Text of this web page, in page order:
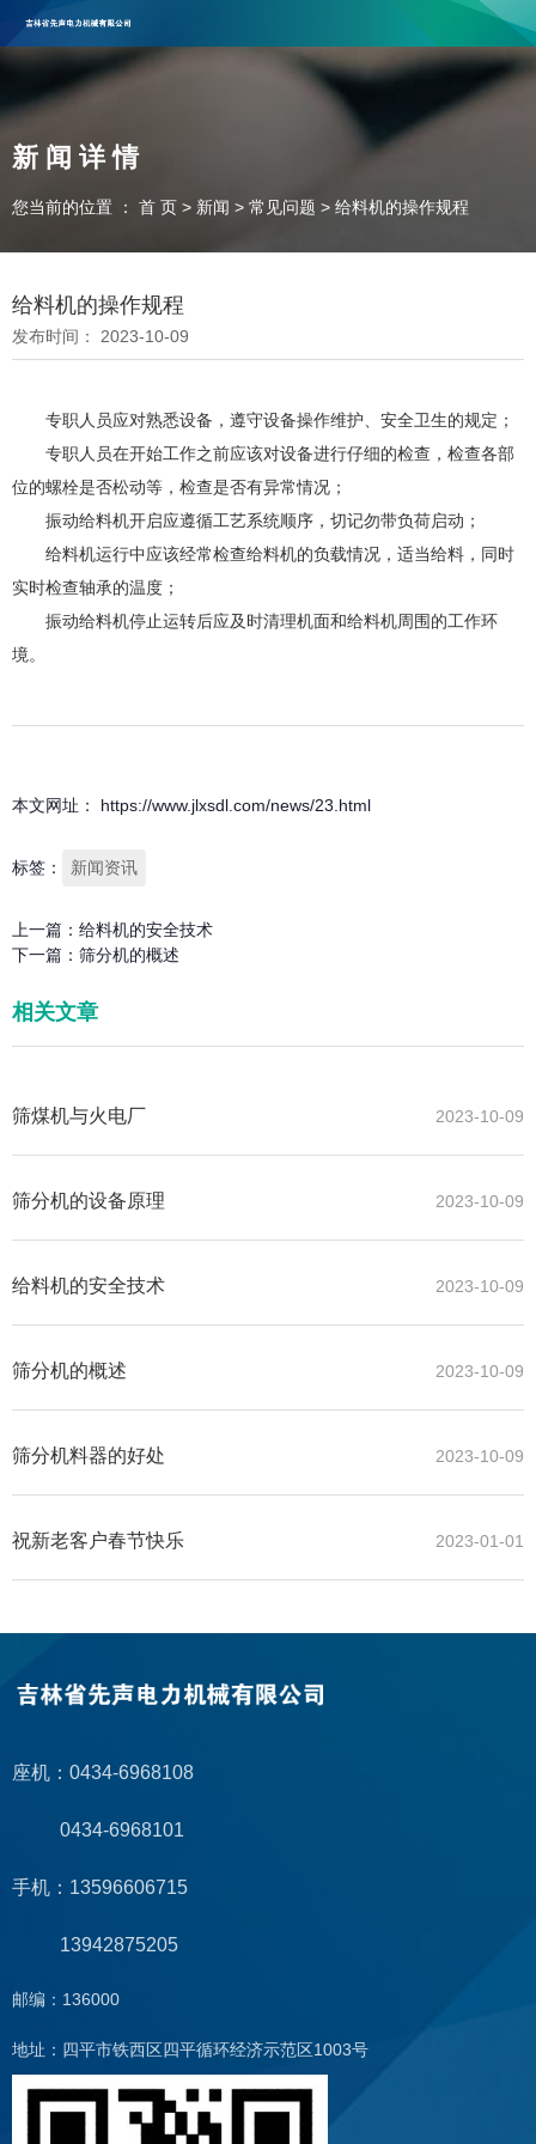
吉林省先声电力机械有限公司
联系电话：13596606715 13404342982
新 闻 详 情
您当前的位置 ： 首 页 > 新闻 > 常见问题 > 给料机的操作规程
给料机的操作规程
发布时间： 2023-10-09
专职人员应对熟悉设备，遵守设备操作维护、安全卫生的规定；
专职人员在开始工作之前应该对设备进行仔细的检查，检查各部
位的螺栓是否松动等，检查是否有异常情况；
振动给料机开启应遵循工艺系统顺序，切记勿带负荷启动；
给料机运行中应该经常检查给料机的负载情况，适当给料，同时
实时检查轴承的温度；
振动给料机停止运转后应及时清理机面和给料机周围的工作环
境。
本文网址： https://www.jlxsdl.com/news/23.html
标签： 新闻资讯
上一篇： 给料机的安全技术
下一篇： 筛分机的概述
相关文章
2023-10-09
筛煤机与火电厂
2023-10-09
筛分机的设备原理
2023-10-09
给料机的安全技术
2023-10-09
筛分机的概述
2023-10-09
筛分机料器的好处
2023-01-01
祝新老客户春节快乐
座机：0434-6968108
0434-6968101
手机：13596606715
13942875205
邮编：136000
地址：四平市铁西区四平循环经济示范区1003号